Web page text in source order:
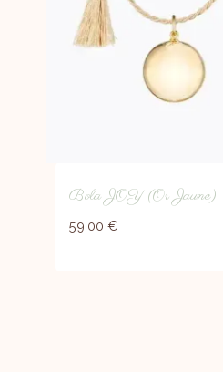
Bola JOY (Or Jaune)
59,00 €